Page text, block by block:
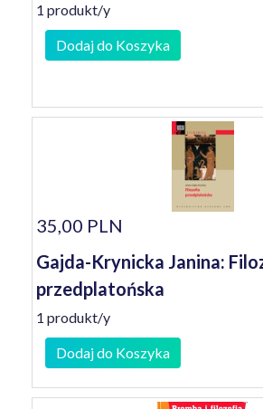
1 produkt/y
Dodaj do Koszyka
35,00 PLN
Gajda-Krynicka Janina:
przedplatońska
1 produkt/y
Dodaj do Koszyka